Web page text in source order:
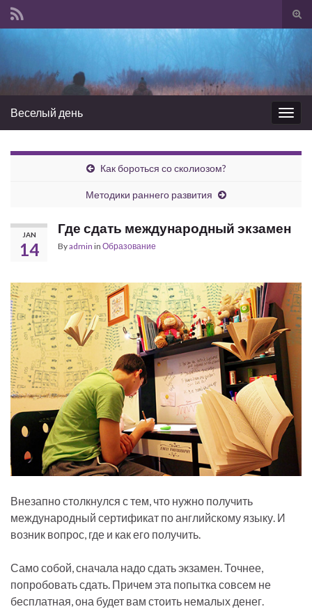
Веселый день
Как бороться со сколиозом?
Методики раннего развития
JAN
14
Где сдать международный экзамен
Byadmin in Образование
Внезапно столкнулся с тем, что нужно получить
международный сертификат по английскому языку. И
возник вопрос, где и как его получить.
Само собой, сначала надо сдать экзамен. Точнее,
попробовать сдать. Причем эта попытка совсем не
бесплатная, она будет вам стоить немалых денег.